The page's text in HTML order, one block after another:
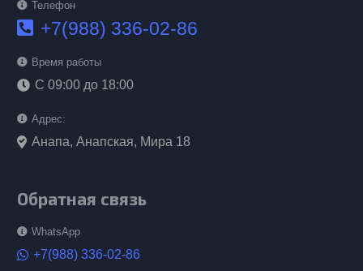
Телефон
+7(988) 336-02-86
Время работы
С 09:00 до 18:00
Адрес:
Анапа, Анапская, Мира 18
Обратная связь
WhatsApp
+7(988) 336-02-86